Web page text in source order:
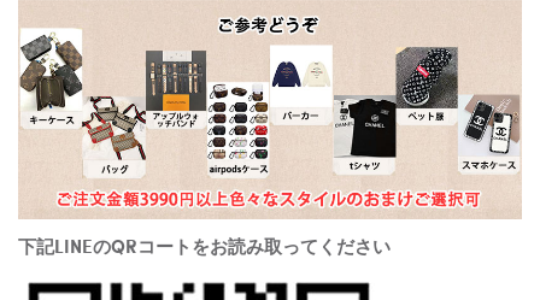
下記LINEのQRコートをお読み取ってください